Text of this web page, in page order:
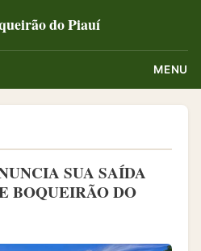
do Piauí
MENU
SUA SAÍDA
BOQUEIRÃO DO